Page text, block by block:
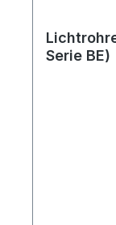
Serie BE)